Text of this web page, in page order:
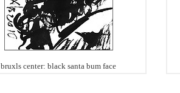
bruxls center: black santa bum face